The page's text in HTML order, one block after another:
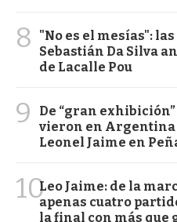
8
"No es el mesías":
Sebastián Da Silva
de Lacalle Pou
9
De “gran
vieron en Argentina
Leonel Jaime en
10Leo Jaime: de la
apenas cuatro
la final con más que